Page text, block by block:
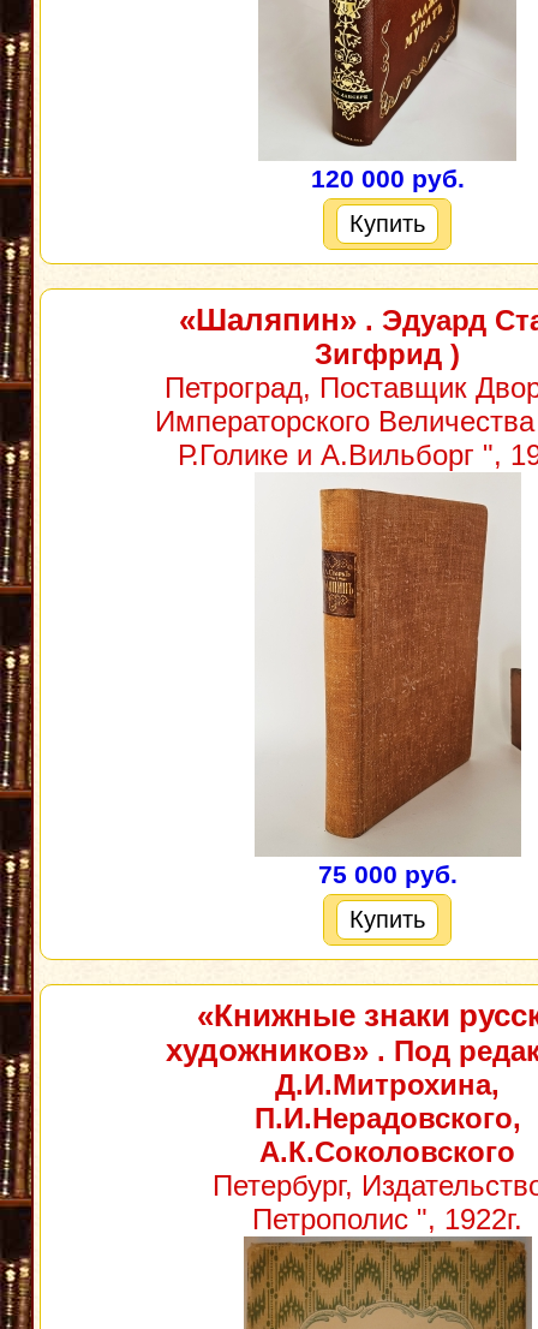
120 000 руб.
Купить
«Шаляпин» . Эдуард
Зигфрид )
Петроград, Поставщик
Императорского
Р.Голике и А.Вильборг ",
75 000 руб.
Купить
«Книжные знаки
художников». Под
Д.И.Митрохина,
П.И.Нерадовского,
А.К.Соколовского
Петербург,
Петрополис ", 1922г.